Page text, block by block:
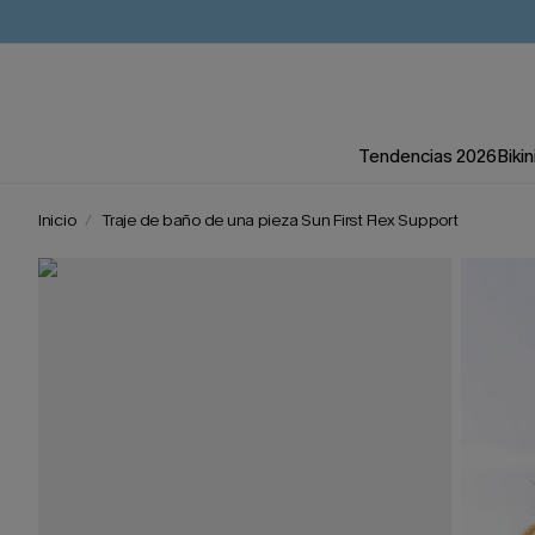
Tendencias 2026
Inicio Traje de baño de una pieza Sun First Flex Support